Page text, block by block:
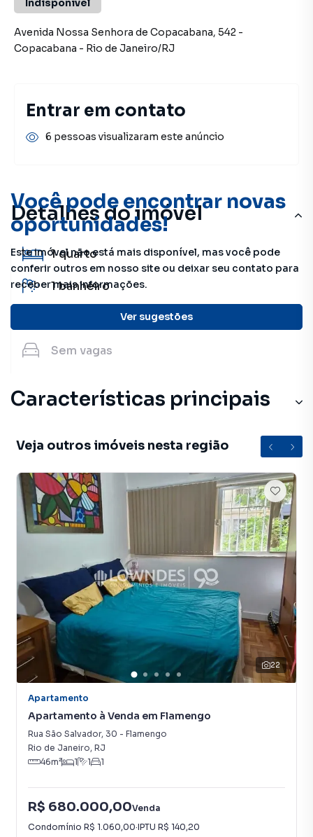
Você pode encontrar novas
oportunidades!
Este imóvel não está mais disponível, mas você pode
conferir outros em nosso site ou deixar seu contato para
receber mais informações.
Ver sugestões
Detalhes do imóvel
1 quarto
1banheiro
Sem vagas
Características principais
Circuito Interno TV
Cozinha
Porcelanato
Veja outros imóveis nesta região
22
Apartamento
Apartamento à Venda em Flamengo
Rua São Salvador, 30 - Flamengo
Rio de Janeiro, RJ
46m² 1 1 1
R$ 680.000,00Venda
Condomínio R$ 1.060,00·IPTU R$ 140,20
Indisponível
Avenida Nossa Senhora de Copacabana, 542 -
Copacabana - Rio de Janeiro/RJ
Entrar em contato
6 pessoas visualizaram este anúncio